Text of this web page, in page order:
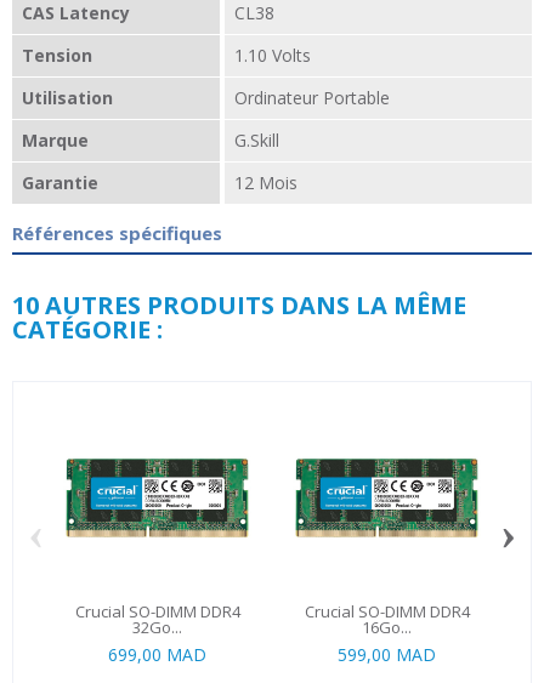
CAS Latency
CL38
Tension
1.10 Volts
Utilisation
Ordinateur Portable
Marque
G.Skill
Garantie
12 Mois
Références spécifiques
10 AUTRES PRODUITS DANS LA MÊME
CATÉGORIE :
Crucial SO-DIMM DDR4
32Go...
699,00 MAD
Crucial SO-DIMM DDR4
16Go...
599,00 MAD
‹ ›